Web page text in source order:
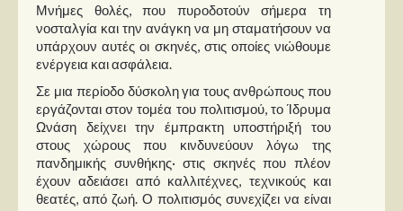
Μνήμες θολές, που πυροδοτούν σήμερα τη
νοσταλγία και την ανάγκη να μη σταματήσουν να
υπάρχουν αυτές οι σκηνές, στις οποίες νιώθουμε
ενέργεια και ασφάλεια.
Σε μια περίοδο δύσκολη για τους ανθρώπους που
εργάζονται στον τομέα του πολιτισμού, το Ίδρυμα
Ωνάση δείχνει την έμπρακτη υποστήριξή του
στους χώρους που κινδυνεύουν λόγω της
πανδημικής συνθήκης· στις σκηνές που πλέον
έχουν αδειάσει από καλλιτέχνες, τεχνικούς και
θεατές, από ζωή. Ο πολιτισμός συνεχίζει να είναι